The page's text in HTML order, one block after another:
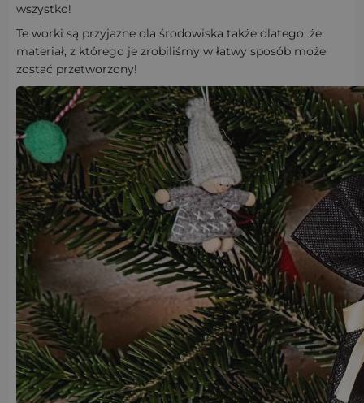
wszystko!
Te worki są przyjazne dla środowiska także dlatego, że
materiał, z którego je zrobiliśmy w łatwy sposób może
zostać przetworzony!